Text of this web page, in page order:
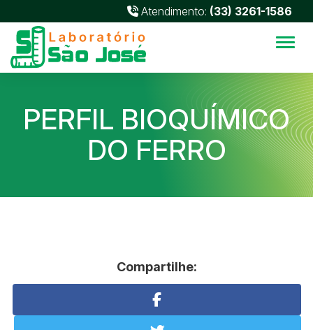
Atendimento: (33) 3261-1586
PERFIL BIOQUÍMICO
DO FERRO
Compartilhe: